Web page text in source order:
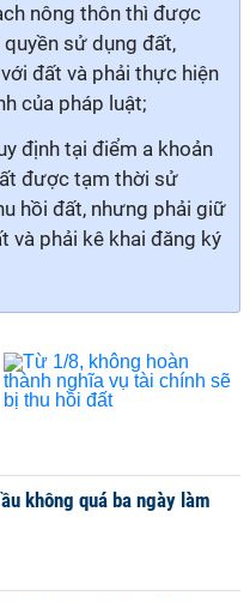
nông thôn thì được
sử dụng đất,
đất và phải thực hiện
của pháp luật;
định tại điểm a khoản
được tạm thời sử
hồi đất, nhưng phải giữ
và phải kê khai đăng ký
không quá ba ngày làm